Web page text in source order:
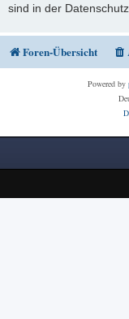
sind in der
Foren-Übersicht
Powered by